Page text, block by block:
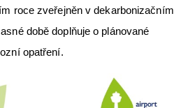
roce zveřejněn v dekarbonizačním
době doplňuje o plánované
opatření.